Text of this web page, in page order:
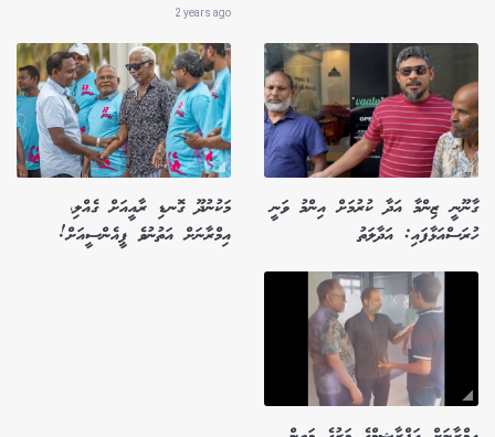
2 years ago
ގާނޫނީ ޒިންމާ އަދާ ކުރުމަށް އިންމު ވަނީ
ހުރަސްއަޅާފައި: އަދާލަތު
މަކުނުދޫ ގޮނޑި ރާއީއަށް ގެއްލި،
އިމްރާނަށް އަތުނުވެ ޕީއެންސީއަށް!